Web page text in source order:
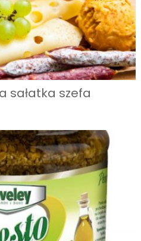
sałatka szefa